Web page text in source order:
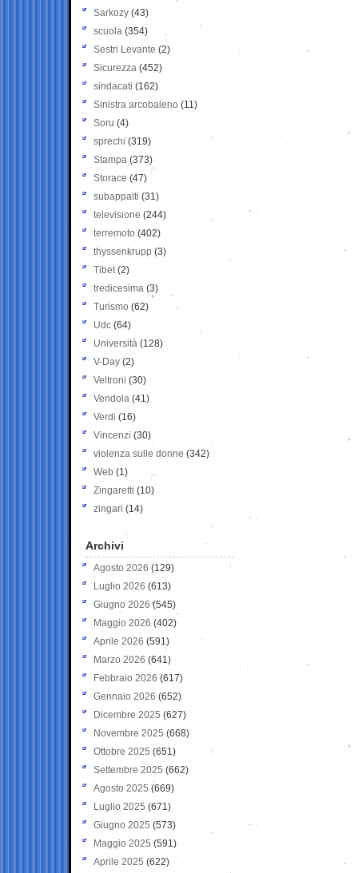
Sarkozy (43)
scuola (354)
Sestri Levante (2)
Sicurezza (452)
sindacati (162)
Sinistra arcobaleno (11)
Soru (4)
sprechi (319)
Stampa (373)
Storace (47)
subappalti (31)
televisione(244)
terremoto (402)
thyssenkrupp (3)
Tibet(2)
tredicesima (3)
Turismo (62)
Udc (64)
Università (128)
V-Day (2)
Veltroni (30)
Vendola (41)
Verdi (16)
Vincenzi (30)
violenza sulle donne (342)
Web (1)
Zingaretti (10)
zingari (14)
Archivi
Agosto 2026 (129)
Luglio 2026 (613)
Giugno 2026 (545)
Maggio 2026 (402)
Aprile 2026 (591)
Marzo 2026 (641)
Febbraio 2026 (617)
Gennaio 2026 (652)
Dicembre 2025 (627)
Novembre 2025 (668)
Ottobre 2025 (651)
Settembre 2025 (662)
Agosto 2025 (669)
Luglio 2025 (671)
Giugno 2025 (573)
Maggio 2025 (591)
Aprile 2025 (622)